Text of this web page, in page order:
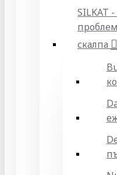
SILKAT
скалпа